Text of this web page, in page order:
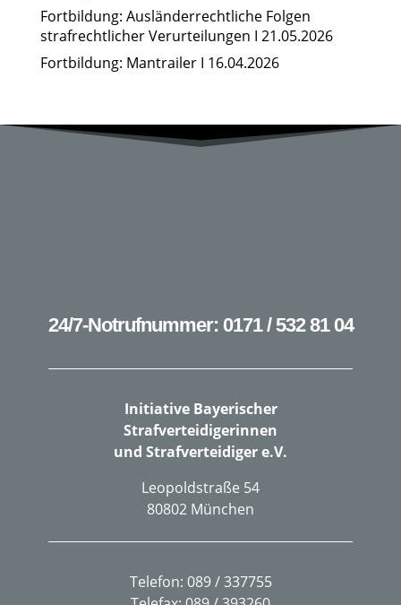
Fortbildung: Ausländerrechtliche Folgen
strafrechtlicher Verurteilungen I 21.05.2026
Fortbildung: Mantrailer I 16.04.2026
24/7-Notrufnummer: 0171 / 532 81 04
Initiative Bayerischer
Strafverteidigerinnen
und Strafverteidiger e.V.
Leopoldstraße 54
80802 München
Telefon: 089 / 337755